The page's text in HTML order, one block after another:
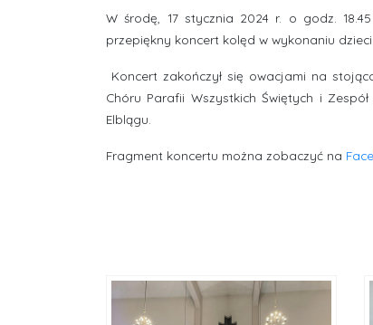
W środę, 17 stycznia 2024 r. o godz.
przepiękny koncert kolęd w wykonaniu dzieci
Koncert zakończył się owacjami na
Chóru Parafii Wszystkich Świętych i
Elblągu.
Fragment koncertu można zobaczyć na